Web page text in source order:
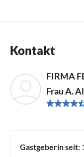
Kontakt
FIRMA
Frau A.
Gastgeberin seit: